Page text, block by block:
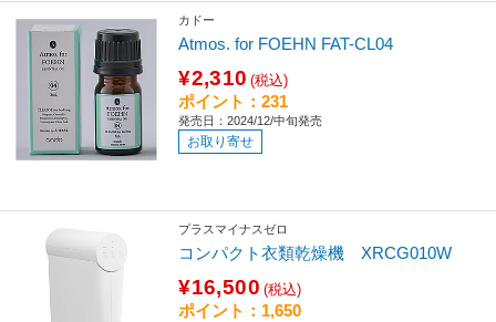
カドー
Atmos. for FOEHN FAT-CL04
¥2,310 (税込)
ポイント：231
発売日：2024/12/中旬発売
お取り寄せ
プラスマイナスゼロ
コンパクト衣類乾燥機 XRCG010W
¥16,500 (税込)
ポイント：1,650